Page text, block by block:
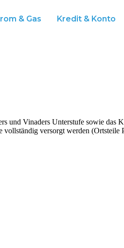
& Gas Kredit & Konto
und Vinaders Unterstufe sowie das
versorgt werden (Ortsteile